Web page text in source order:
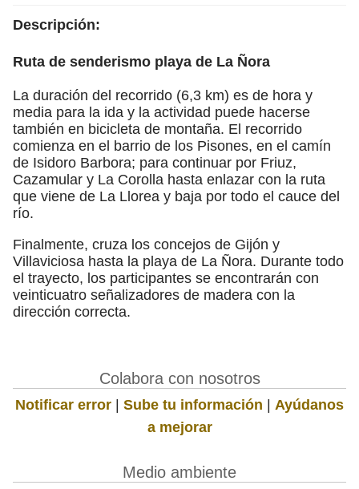
Descripción:
Ruta de senderismo playa de La Ñora
La duración del recorrido (6,3 km) es de hora y
media para la ida y la actividad puede hacerse
también en bicicleta de montaña. El recorrido
comienza en el barrio de los Pisones, en el camín
de Isidoro Barbora; para continuar por Friuz,
Cazamular y La Corolla hasta enlazar con la ruta
que viene de La Llorea y baja por todo el cauce del
río.
Finalmente, cruza los concejos de Gijón y
Villaviciosa hasta la playa de La Ñora. Durante todo
el trayecto, los participantes se encontrarán con
veinticuatro señalizadores de madera con la
dirección correcta.
Colabora con nosotros
Notificar error | Sube tu información | Ayúdanos
a mejorar
Medio ambiente